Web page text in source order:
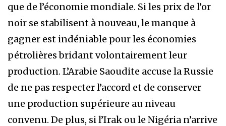
que de l’économie mondiale. Si les prix de l’or
noir se stabilisent à nouveau, le manque à
gagner est indéniable pour les économies
pétrolières bridant volontairement leur
production. L’Arabie Saoudite accuse la Russie
de ne pas respecter l’accord et de conserver
une production supérieure au niveau
convenu. De plus, si l’Irak ou le Nigéria n’arrive